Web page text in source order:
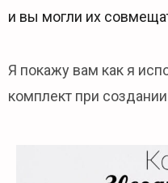
и вы могли их
Я покажу вам как я
комплект при